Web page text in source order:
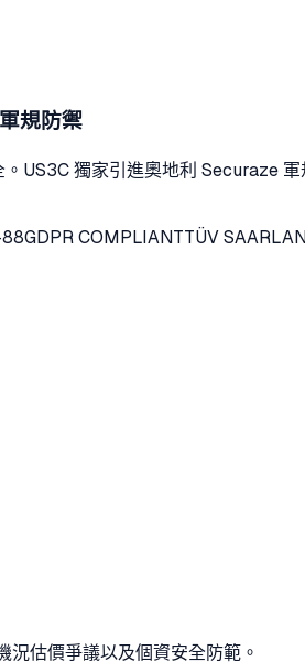
規防禦
US3C 獨家引進奧地利 Securaze
GDPR COMPLIANTTÜV
況估價爭議以及個資安全防範。